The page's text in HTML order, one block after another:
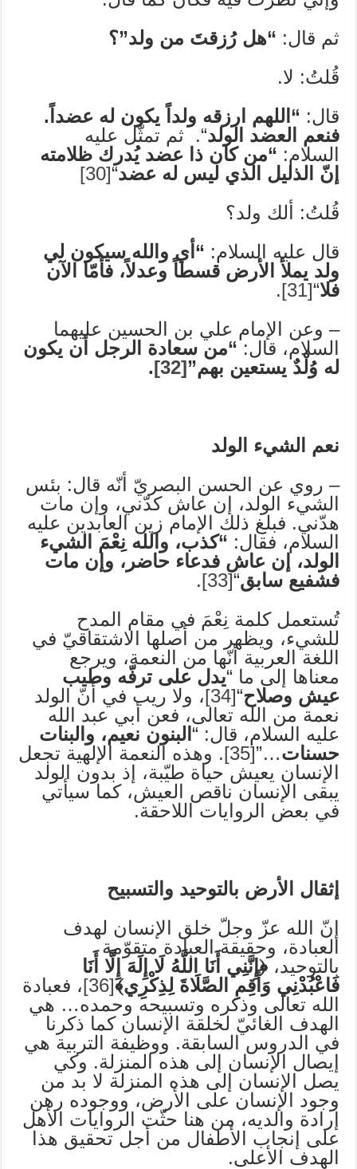
ثم قال: “هل رُزقتَ من ولد”؟
قُلتُ: لا.
قال: “اللهم ارزقه ولداً يكون له عضداً.
فنعم العضد الولد“. ثم تمثّل عليه
السلام: “من كان ذا عضد يُدرك ظلامته
إنّ الذليل الذي ليس له عضد“
[30]
قُلتُ: ألك ولد؟
قال عليه السلام: “أي والله سيكون لي
ولد يملأ الأرض قسطاً وعدلاً، فأمّا الآن
فلا“
[31]
.
– وعن الإمام علي بن الحسين عليهما
السلام، قال: “من سعادة الرجل أن يكون
له وُلْدٌ يستعين بهم”[32]
.
نعم الشيء الولد
– روي عن الحسن البصريّ أنّه قال: بئس
الشيء الولد، إن عاش كدّني، وإن مات
هدّني. فبلغ ذلك الإمام زين العابدين عليه
السلام، فقال: “كذب، والله نِعْمَ الشيء
الولد، إن عاش فدعاء حاضر، وإن مات
فشفيع سابق“
[33]
.
تُستعمل كلمة نِعْمَ في مقام المدح
للشيء، ويظهر من أصلها الاشتقاقيّ في
اللغة العربية أنّها من النعمة، ويرجع
معناها إلى ما “يدل على ترفّه وطيب
عيش وصلاح“
[34]
، ولا ريب في أنّ الولد
نعمة من الله تعالى، فعن أبي عبد الله
عليه السلام، قال: “ البنون نعيم، والبنات
حسنات…”
[35]
. وهذه النعمة الإلهية تجعل
الإنسان يعيش حياة طيّبة، إذ بدون الولد
يبقى الإنسان ناقص العيش، كما سيأتي
في بعض الروايات اللاحقة.
إثقال الأرض بالتوحيد والتسبيح
إنّ الله عزّ وجلّ خلق الإنسان لهدف
العبادة، وحقيقة العبادة متقوّمة
بالتوحيد،﴿إِنَّنِي أَنَا اللَّهُ لَا إِلَهَ إِلَّا أَنَا
فَاعْبُدْنِي وَأَقِمِ الصَّلَاةَ لِذِكْرِي﴾[36]
، فعبادة
الله تعالى وذكره وتسبيحه وحمده… هي
الهدف الغائيّ لخلقة الإنسان كما ذكرنا
في الدروس السابقة. ووظيفة التربية هي
إيصال الإنسان إلى هذه المنزلة. وكي
يصل الإنسان إلى هذه المنزلة لا بد من
وجود الإنسان على الأرض، ووجوده رهن
إرادة والديه، من هنا حثّت الروايات الأهل
على إنجاب الأطفال من أجل تحقيق هذا
الهدف الأعلى.